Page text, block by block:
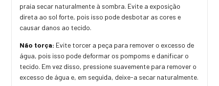
praia secar naturalmente à sombra. Evite a exposição
direta ao sol forte, pois isso pode desbotar as cores e
causar danos ao tecido.
Não torça: Evite torcer a peça para remover o excesso de
água, pois isso pode deformar os pompoms e danificar o
tecido. Em vez disso, pressione suavemente para remover o
excesso de água e, em seguida, deixe-a secar naturalmente.